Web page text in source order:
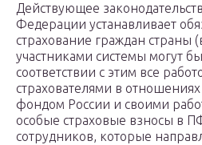
Действующее
Федерации устанавливает
страхование граждан страны
участниками системы могут
соответствии с этим все
страхователями в
фондом России и своими
особые страховые взносы в
сотрудников, которые